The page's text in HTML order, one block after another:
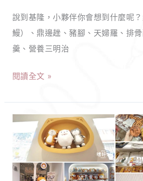
必
美
食！
說到基隆，小夥伴你會想到什麼呢
鰻）、鼎邊趖、豬腳、天婦羅、排
羹、營養三明治
推
薦！
連
地
也
喜
歡
的
閱讀全文 »
【新
北
板
橋】